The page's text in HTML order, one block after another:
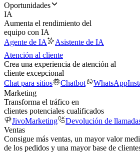
Oportunidades
IA
Aumenta el rendimiento del
equipo con IA
Agente de IA
Asistente de IA
Atención al cliente
Crea una experiencia de atención al
cliente excepcional
Chat para sitios
Chatbot WhatsApp
Marketing
Transforma el tráfico en
clientes potenciales cualificados
JivoMarketing
Devolución de
Ventas
Consigue más ventas, un mayor valor
de los pedidos y una mayor base de